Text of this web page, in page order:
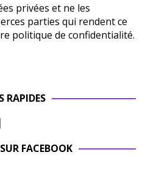
privées et ne les
parties qui rendent ce
politique de confidentialité.
RAPIDES
FACEBOOK